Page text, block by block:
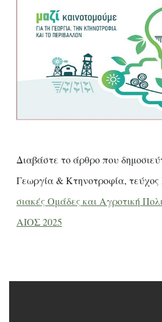
Διαβάστε το άρθρο που
Γεωργία & Κτηνοτροφία, τεύχος
σιακές Ομάδες και Αγροτική
ΑΙΟΣ 2025